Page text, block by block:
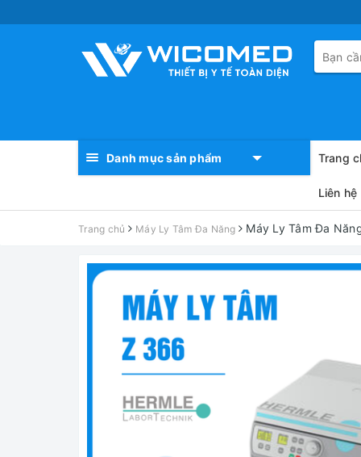
Danh mục sản phẩm Trang
Liên hệ
Trang chủ Máy Ly Tâm Đa Năng Máy Ly Tâm Đa